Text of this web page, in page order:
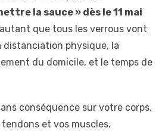
la sauce » dès le 11 mai
que tous les verrous vont
distanciation physique, la
du domicile, et le temps de
conséquence sur votre corps,
et vos muscles.